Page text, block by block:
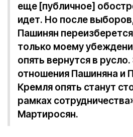
еще [публичное]
идет. Но после
Пашинян
только моему
опять вернутся в
отношения Пашиняна и
Кремля опять станут
рамках
Мартиросян.